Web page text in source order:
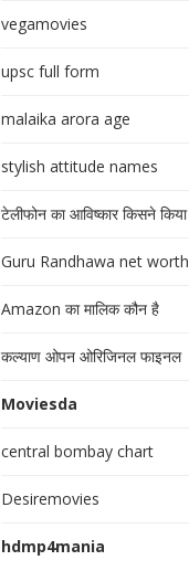
vegamovies
upsc full form
malaika arora age
stylish attitude names
टेलीफोन का आविष्कार किसने किया
Guru Randhawa net worth
Amazon का मालिक कौन है
कल्याण ओपन ओरिजिनल फाइनल
Moviesda
central bombay chart
Desiremovies
hdmp4mania